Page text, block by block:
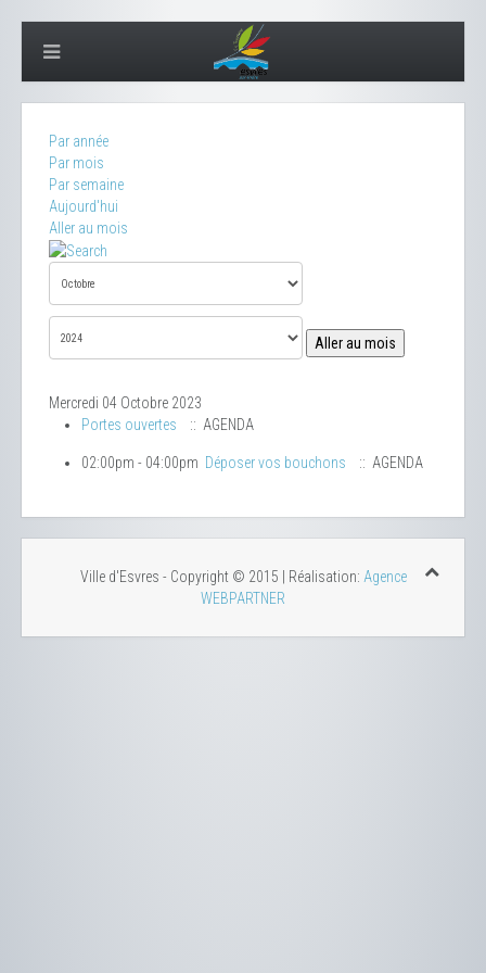
Par année
Par mois
Par semaine
Aujourd'hui
Aller au mois
Aller au mois
Mercredi 04 Octobre 2023
Portes ouvertes
:: AGENDA
02:00pm - 04:00pm Déposer vos bouchons :: AGENDA
Ville d'Esvres - Copyright © 2015 | Réalisation: Agence
WEBPARTNER